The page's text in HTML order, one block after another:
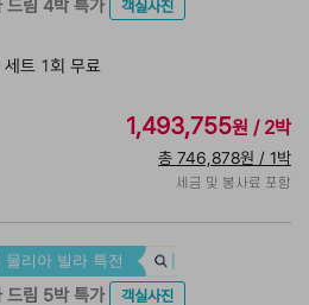
드림 4박 특가
객실사진
트 1회 무료
1,493,755원 / 2박
총 746,878원 / 1박
세금 및 봉사료 포함
물리아 빌라 특전
드림 5박 특가
객실사진